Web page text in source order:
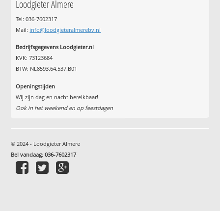
Loodgieter Almere
Tel: 036-7602317
Mail: info@loodgieteralmerebv.nl
Bedrijfsgegevens Loodgieter.nl
KVK: 73123684
BTW: NL8593.64.537.B01
Openingstijden
Wij zijn dag en nacht bereikbaar!
Ook in het weekend en op feestdagen
© 2024 - Loodgieter Almere
Bel vandaag:036-7602317